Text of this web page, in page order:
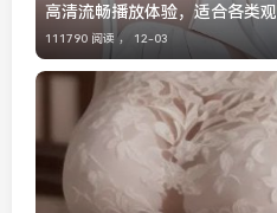
高清流畅播放体验，适合各类
111790 阅读 ， 12-03